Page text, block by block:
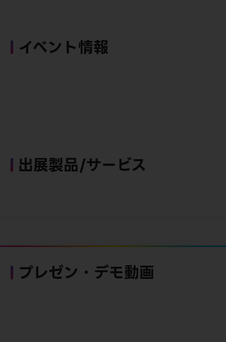
イベント情報
出展製品/サービス
プレゼン・デモ動画